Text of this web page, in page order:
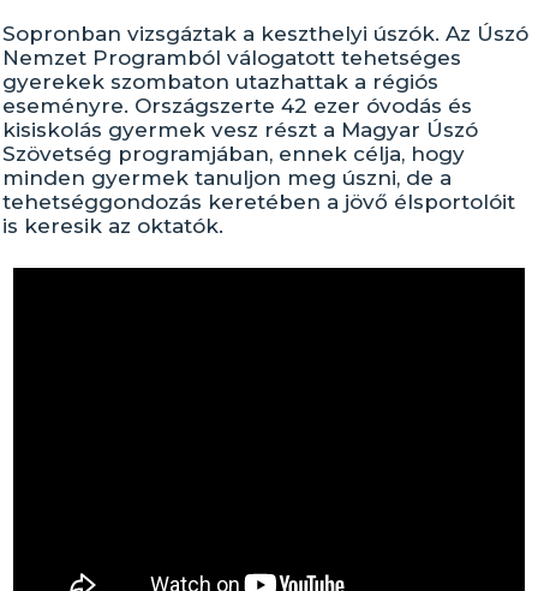
Sopronban vizsgáztak a keszthelyi úszók. Az Úszó
Nemzet Programból válogatott tehetséges
gyerekek szombaton utazhattak a régiós
eseményre. Országszerte 42 ezer óvodás és
kisiskolás gyermek vesz részt a Magyar Úszó
Szövetség programjában, ennek célja, hogy
minden gyermek tanuljon meg úszni, de a
tehetséggondozás keretében a jövő élsportolóit
is keresik az oktatók.